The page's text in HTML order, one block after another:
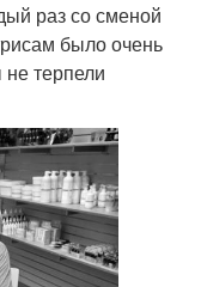
раз со сменой
было очень
терпели